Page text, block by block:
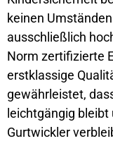
keinen
ausschließlich
Norm zertifizierte
erstklassige
gewährleistet,
leichtgängig
Gurtwickler